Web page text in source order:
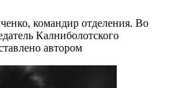
командир отделения. Во
Калниболотского
автором